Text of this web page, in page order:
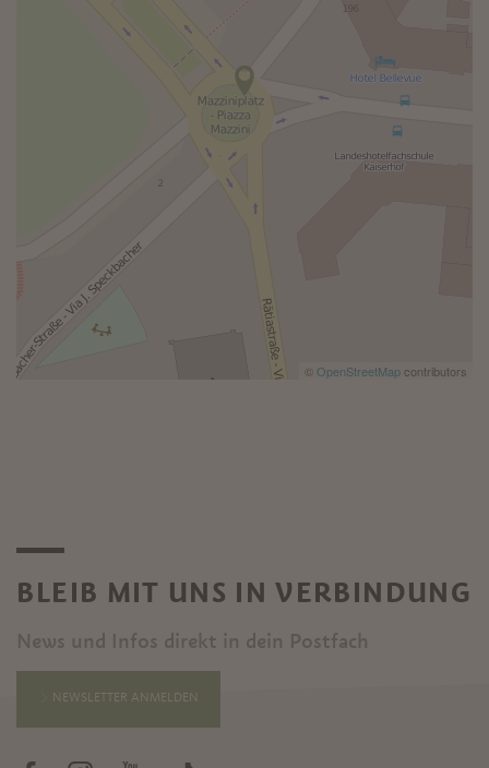
© OpenStreetMapcontributors
BLEIB MIT UNS IN VERBINDUNG
News und Infos direkt in dein Postfach
NEWSLETTER ANMELDEN